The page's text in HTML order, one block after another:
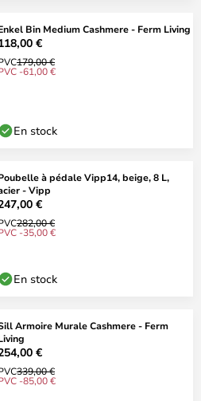
Bin Medium Cashmere - Ferm Living
€
179,00 €
-61,00 €
En stock
à pédale Vipp14, beige, 8 L,
- Vipp
€
282,00 €
-35,00 €
En stock
Armoire Murale Cashmere - Ferm
€
339,00 €
-85,00 €